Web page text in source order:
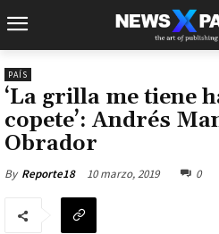
PAÍS
‘La grilla me tiene
copete’: Andrés
Obrador
By Reporte18 10 marzo, 2019 0